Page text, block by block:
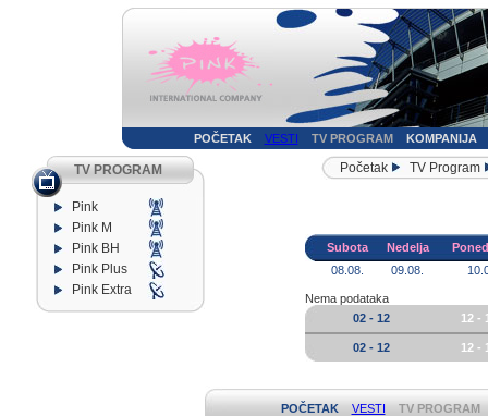
POČETAK VESTI TV PROGRAM KOMPANIJA
TV PROGRAM
Pink
Pink M
Pink BH
Pink Plus
Pink Extra
Početak TV Program
Subota Nedelja
08.08.
09.08.
Nema podataka
02 - 12
12 -
02 - 12 12 -
POČETAK VESTI TV PROGRAM